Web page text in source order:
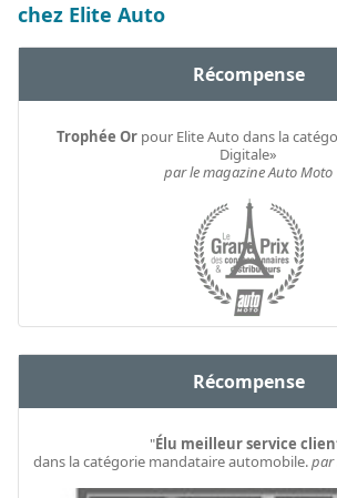
chez Elite Auto
Récompense
Trophée Orpour Elite Auto dans la
Digitale»
par le magazine Auto Moto
Récompense
"Élu meilleur service
dans la catégorie mandataire automobile.par